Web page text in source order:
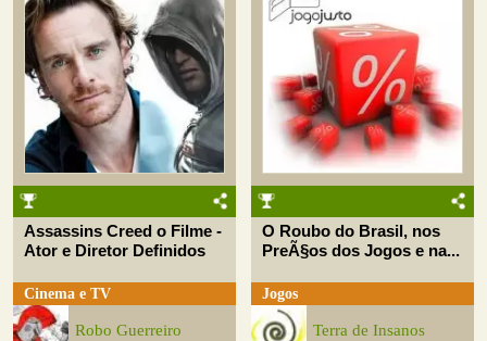
Assassins Creed o Filme -
Ator e Diretor Definidos
Cinema e TV
Robo Guerreiro
O Roubo do Brasil, nos
PreÃ§os dos Jogos e na...
Jogos
Terra de Insanos